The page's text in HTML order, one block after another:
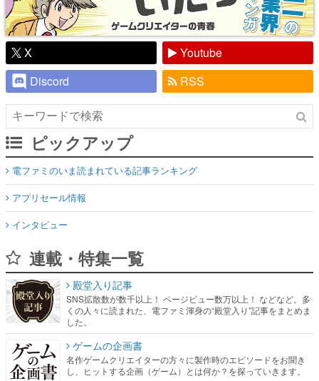
Discord
RSS
ピックアップ
電ファミのいま読まれている記事ランキング
アプリセール情報
インタビュー
連載・特集一覧
くの人々に読まれた、電ファミ渾身の“殿堂入り”記事をまとめま
した。
ゲームの企画書
名作ゲームクリエイターの方々に製作時のエピソードをお聞き
し、ヒットする企画（ゲーム）とは何か？を探っていきます。
赫本
この物語を解いてはいけない。『赫本』は、〈試験問題〉の形
をした短編ホラー小説集です。